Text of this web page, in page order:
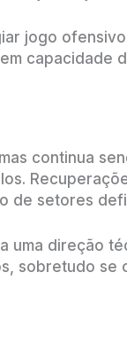
jogo
capacidade
continua
de setores
uma direção
sobretudo